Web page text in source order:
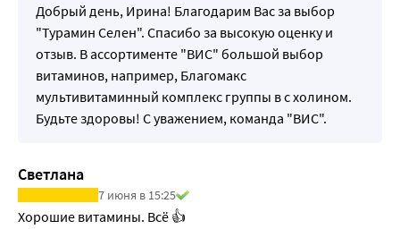
Добрый день, Ирина! Благодарим Вас за выбор
"Турамин Селен". Спасибо за высокую оценку и
отзыв. В ассортименте "ВИС" большой выбор
витаминов, например, Благомакс
мультивитаминный комплекс группы в с холином.
Будьте здоровы! С уважением, команда "ВИС".
Светлана
7 июня в 15:25
Хорошие витамины. Всё 👍